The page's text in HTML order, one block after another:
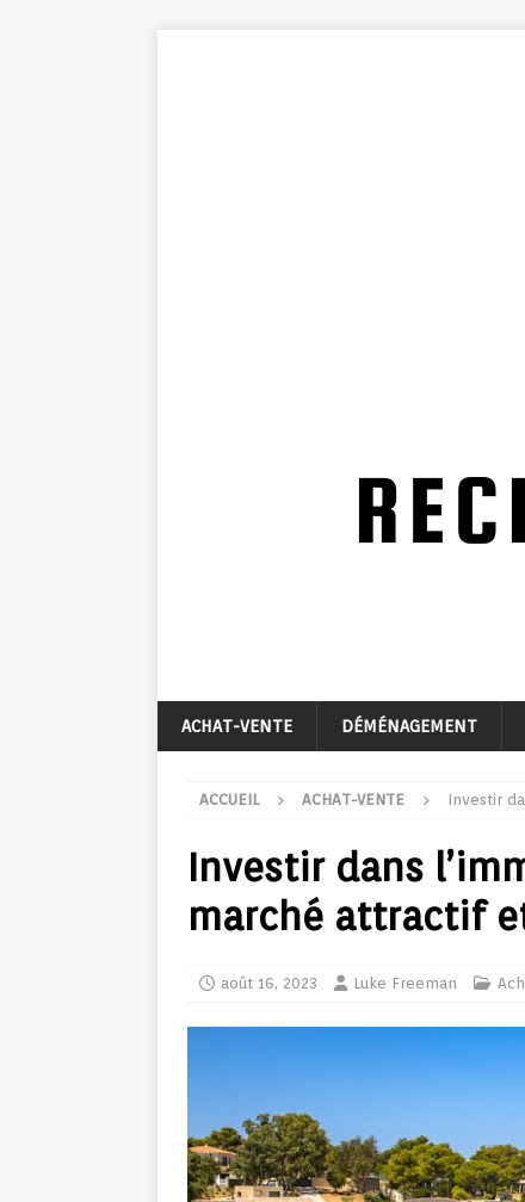
ACHAT-VENTE DÉMÉNAGEMENT
ACCUEIL ACHAT-VENTE Investir
Investir dans
marché attractif
août 16, 2023 Luke Freeman